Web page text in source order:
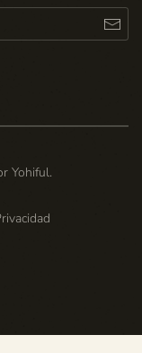
Yohiful.